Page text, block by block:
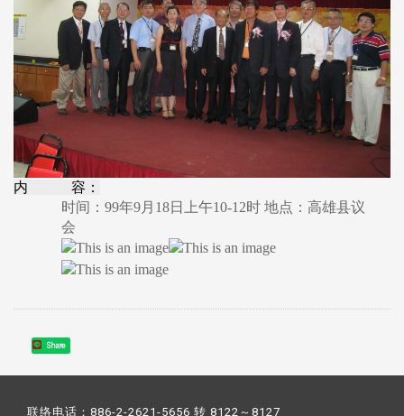
内 容：
时间：99年9月18日上午10-12时 地点：高雄县议
会
Share
联络电话：886-2-2621-5656 转 8122～8127